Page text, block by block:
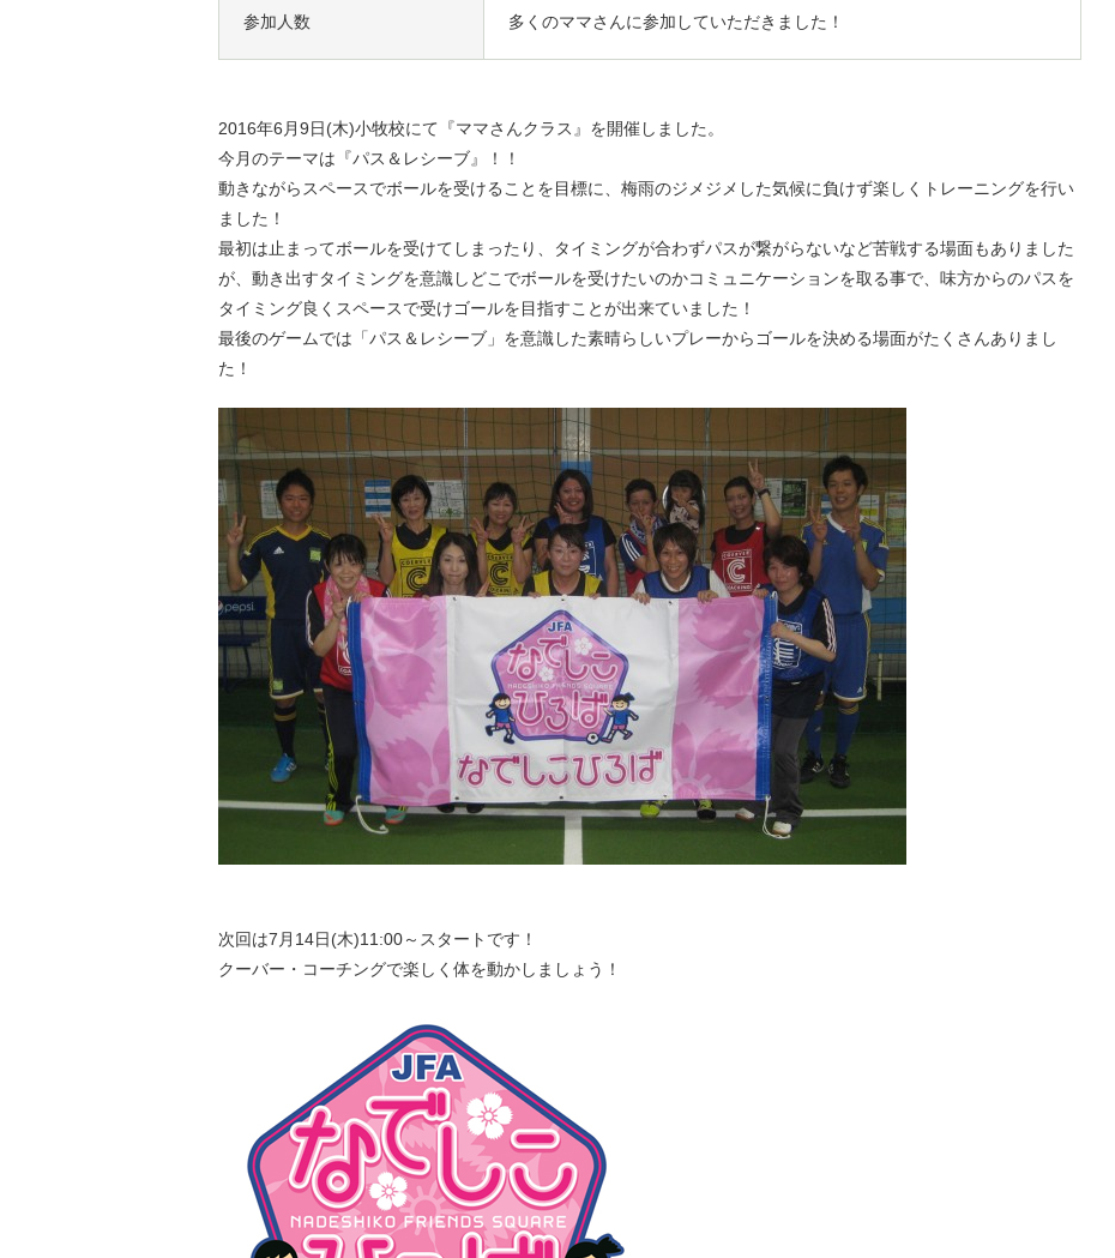
参加人数 多くのママさんに参加していただきました！
2016年6月9日(木)小牧校にて『ママさんクラス』を開催しました。
今月のテーマは『パス＆レシーブ』！！
動きながらスペースでボールを受けることを目標に、梅雨のジメジメした気候に負けず楽しくトレーニングを行い
ました！
最初は止まってボールを受けてしまったり、タイミングが合わずパスが繋がらないなど苦戦する場面もありました
が、動き出すタイミングを意識しどこでボールを受けたいのかコミュニケーションを取る事で、味方からのパスを
タイミング良くスペースで受けゴールを目指すことが出来ていました！
最後のゲームでは「パス＆レシーブ」を意識した素晴らしいプレーからゴールを決める場面がたくさんありまし
た！
次回は7月14日(木)11:00～スタートです！
クーバー・コーチングで楽しく体を動かしましょう！